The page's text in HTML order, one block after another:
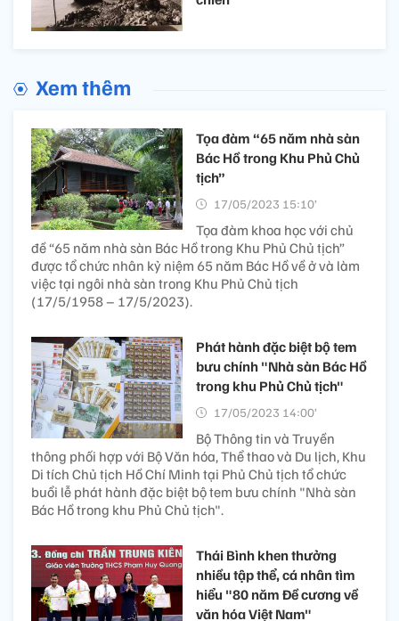
Xem thêm
Tọa đàm “65 năm nhà sàn
Bác Hồ trong Khu Phủ Chủ
tịch”
17/05/2023 15:10’
Tọa đàm khoa học với chủ
đề “65 năm nhà sàn Bác Hồ trong Khu Phủ Chủ tịch”
được tổ chức nhân kỷ niệm 65 năm Bác Hồ về ở và làm
việc tại ngôi nhà sàn trong Khu Phủ Chủ tịch
(17/5/1958 – 17/5/2023).
Phát hành đặc biệt bộ tem
bưu chính "Nhà sàn Bác Hồ
trong khu Phủ Chủ tịch"
17/05/2023 14:00’
Bộ Thông tin và Truyền
thông phối hợp với Bộ Văn hóa, Thể thao và Du lịch, Khu
Di tích Chủ tịch Hồ Chí Minh tại Phủ Chủ tịch tổ chức
buổi lễ phát hành đặc biệt bộ tem bưu chính "Nhà sàn
Bác Hồ trong khu Phủ Chủ tịch".
Thái Bình khen thưởng
nhiều tập thể, cá nhân tìm
hiểu "80 năm Đề cương về
văn hóa Việt Nam"